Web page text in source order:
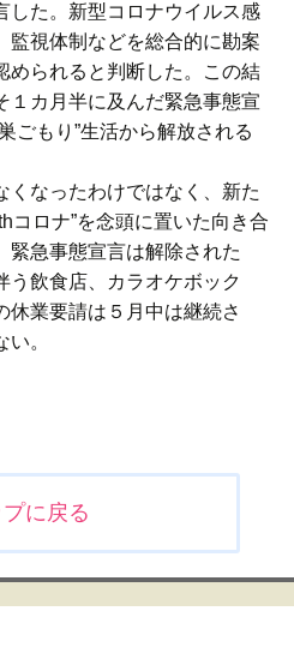
した。新型コロナウイルス感
監視体制などを総合的に勘案
められると判断した。この結
１カ月半に及んだ緊急事態宣
ごもり”生活から解放される
くなったわけではなく、新た
コロナ”を念頭に置いた向き合
緊急事態宣言は解除された
う飲食店、カラオケボック
休業要請は５月中は継続さ
。
プに戻る